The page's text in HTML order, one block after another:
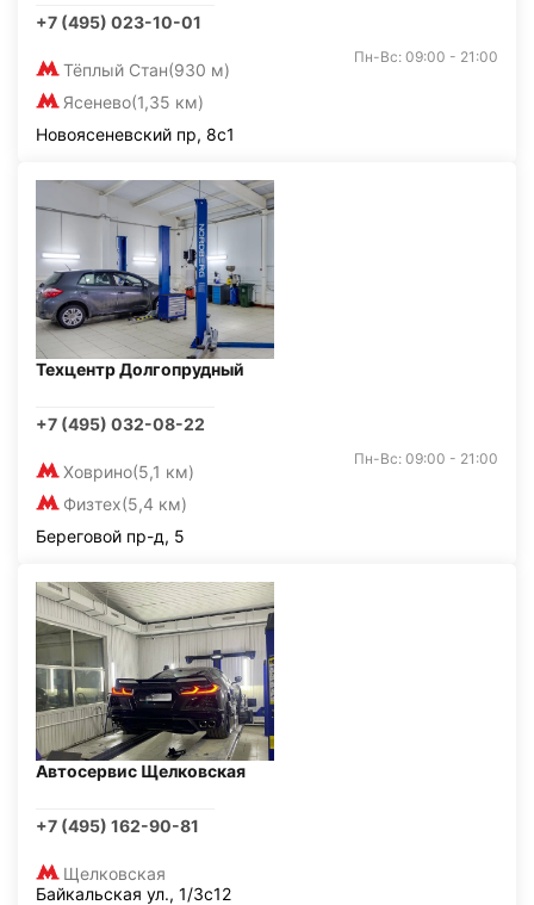
+7 (495) 023-10-01
Тёплый Стан(930 м)
Ясенево(1,35 км)
Пн-Вс: 09:00 - 21:00
Новоясеневский пр, 8с1
Техцентр Долгопрудный
+7 (495) 032-08-22
Ховрино(5,1 км)
Физтех(5,4 км)
Пн-Вс: 09:00 - 21:00
Береговой пр-д, 5
Автосервис Щелковская
+7 (495) 162-90-81
Щелковская
Байкальская ул., 1/3с12